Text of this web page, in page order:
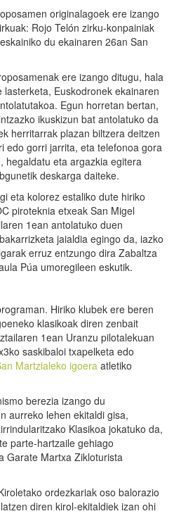
originalagoek ere izango
Rojo Telón zirku-konpainiak
du ekainaren 26an San
ere izango ditugu, hala
Euskodronek ekainaren
Egun horretan bertan,
ikuskizun bat antolatuko da
herritarrak plazan biltzera deitzen
edo gorri jarrita, eta telefonoa gora
hegaldatu eta argazkia egitera
deskarga daiteke.
eta kolorez estaliko dute hiriko
piroteknia etxeak San Migel
1ean antolatuko duen
jaialdia egingo da, iazko
erruz entzungo dira Zabaltza
Púa umoregileen eskutik.
Hiriko klubek ere beren
klasikoak diren zenbait
1ean Uranzu pilotalekuan
saskibaloi txapelketa edo
Martzialeko igoera atletiko
berezia izango du
aurreko lehen ekitaldi gisa,
Klasikoa jokatuko da,
parte-hartzaile gehiago
Garate Martxa Zikloturista
ordezkariak oso balorazio
diren kirol-ekitaldiek izan ohi